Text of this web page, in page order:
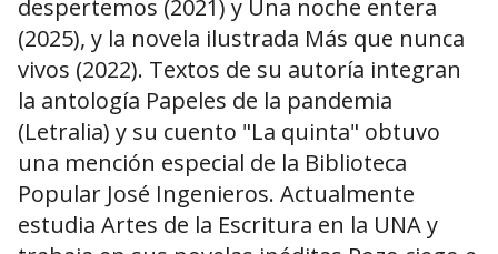
despertemos (2021) y Una noche entera
(2025), y la novela ilustrada Más que nunca
vivos (2022). Textos de su autoría integran
la antología Papeles de la pandemia
(Letralia) y su cuento "La quinta" obtuvo
una mención especial de la Biblioteca
Popular José Ingenieros. Actualmente
estudia Artes de la Escritura en la UNA y